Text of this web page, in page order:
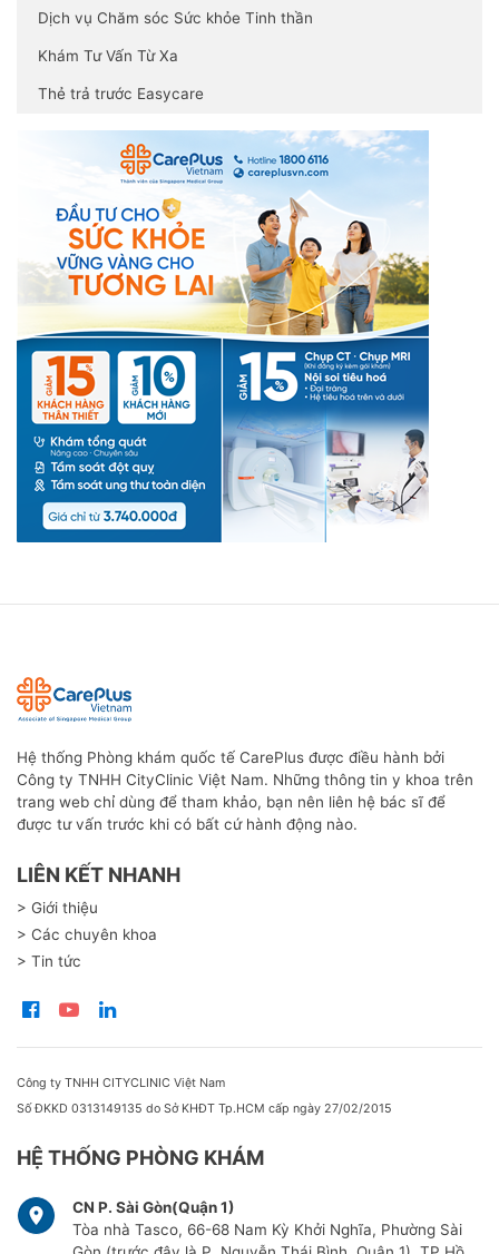
Dịch vụ Chăm sóc Sức khỏe Tinh thần
Khám Tư Vấn Từ Xa
Thẻ trả trước Easycare
Hệ thống Phòng khám quốc tế CarePlus được điều hành bởi
Công ty TNHH CityClinic Việt Nam. Những thông tin y khoa trên
trang web chỉ dùng để tham khảo, bạn nên liên hệ bác sĩ để
được tư vấn trước khi có bất cứ hành động nào.
LIÊN KẾT NHANH
> Giới thiệu
> Các chuyên khoa
> Tin tức
Công ty TNHH CITYCLINIC Việt Nam
Số ĐKKD 0313149135 do Sở KHĐT Tp.HCM cấp ngày 27/02/2015
HỆ THỐNG PHÒNG KHÁM
CN P. Sài Gòn(Quận 1)
Tòa nhà Tasco, 66-68 Nam Kỳ Khởi Nghĩa, Phường Sài